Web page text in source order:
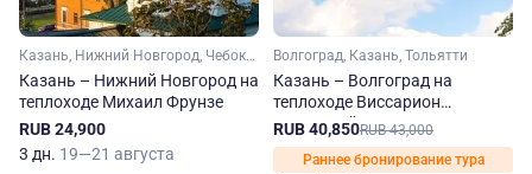
Казань, Нижний Новгород, Чебоксары
Казань – Нижний Новгород на
теплоходе Михаил Фрунзе
RUB 24,900
3 дн. 19—21 августа
Волгоград, Казань, Тольятти
Казань – Волгоград на
теплоходе Виссарион
Белинский
RUB 40,850RUB 43,000
Раннее бронирование тура